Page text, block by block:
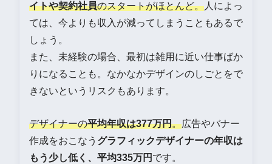
イトや契約社員のスタートがほとんど。人によっ
ては、今よりも収入が減ってしまうこともあるで
しょう。
また、未経験の場合、最初は雑用に近い仕事ばか
りになることも。なかなかデザインのしごとをで
きないというリスクもあります。
デザイナーの平均年収は377万円。広告やバナー
作成をおこなう グラフィックデザイナーの年収は
もう少し低く、平均335万円 です。